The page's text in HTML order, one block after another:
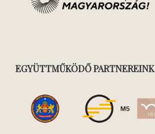
EGYÜTTMŰKÖDŐ PARTNEREINK